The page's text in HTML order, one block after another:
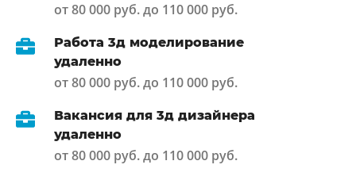
от 80 000 руб. до 110 000 руб.
Работа 3д моделирование
удаленно
от 80 000 руб. до 110 000 руб.
Вакансия для 3д дизайнера
удаленно
от 80 000 руб. до 110 000 руб.